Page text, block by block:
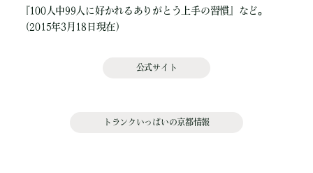
『100人中99人に好かれるありがとう上手の習慣』など。
（2015年3月18日現在）
公式サイト
トランクいっぱいの京都情報